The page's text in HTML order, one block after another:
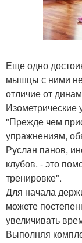
Еще одно
мышцы с ними не
отличие от
"Прежде чем
упражнениям,
Руслан панов,
клубов. - это
тренировке".
Для начала
можете
увеличивать
Выполняя